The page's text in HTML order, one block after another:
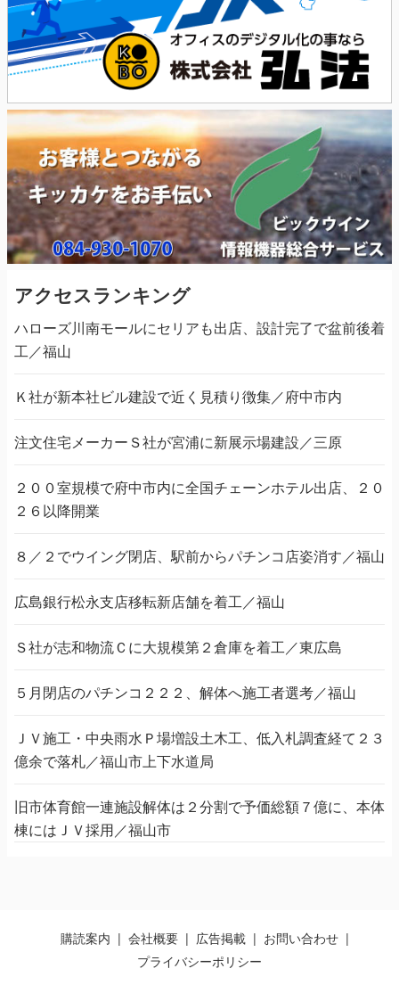
アクセスランキング
ハローズ川南モールにセリアも出店、設計完了で盆前後着
工／福山
Ｋ社が新本社ビル建設で近く見積り徴集／府中市内
注文住宅メーカーＳ社が宮浦に新展示場建設／三原
２００室規模で府中市内に全国チェーンホテル出店、２０
２６以降開業
８／２でウイング閉店、駅前からパチンコ店姿消す／福山
広島銀行松永支店移転新店舗を着工／福山
Ｓ社が志和物流Ｃに大規模第２倉庫を着工／東広島
５月閉店のパチンコ２２２、解体へ施工者選考／福山
ＪＶ施工・中央雨水Ｐ場増設土木工、低入札調査経て２３
億余で落札／福山市上下水道局
旧市体育館一連施設解体は２分割で予価総額７億に、本体
棟にはＪＶ採用／福山市
購読案内 会社概要 広告掲載
お問い合わせ
プライバシーポリシー